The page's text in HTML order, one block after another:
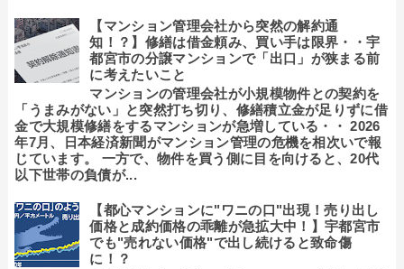
【マンション管理会社から突然の解約通
知！？】修繕は借金頼み、買い手は限界・・宇
都宮市の分譲マンションで「出口」が狭まる前
に考えたいこと
マンションの管理会社が小規模物件との契約を
「うまみがない」と突然打ち切り、修繕積立金が足りずに借
金で大規模修繕をするマンションが急増している・・ 2026
年7月、日本経済新聞がマンション管理の危機を相次いで報
じています。 一方で、物件を買う側に目を向けると、20代
以下世帯の負債が...
【都心マンションに"ワニの口"出現！売り出し
価格と成約価格の乖離が急拡大中！】宇都宮市
でも"売れない価格"で出し続けると致命傷
に！？